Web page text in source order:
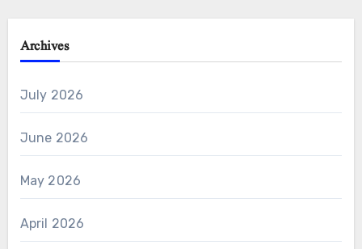
Archives
July 2026
June 2026
May 2026
April 2026